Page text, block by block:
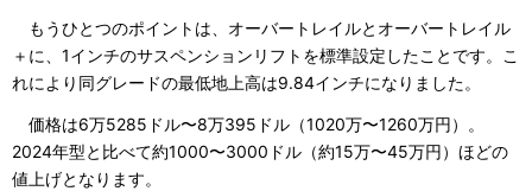
もうひとつのポイントは、オーバートレイルとオーバートレイル
＋に、1インチのサスペンションリフトを標準設定したことです。こ
れにより同グレードの最低地上高は9.84インチになりました。
価格は6万5285ドル〜8万395ドル（1020万〜1260万円）。
2024年型と比べて約1000〜3000ドル（約15万〜45万円）ほどの
値上げとなります。